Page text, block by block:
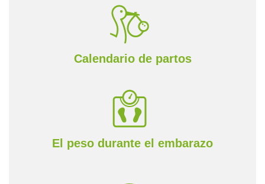
Calendario de partos
El peso durante el embarazo